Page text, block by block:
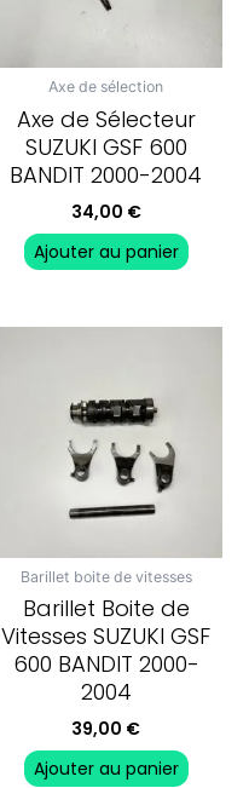
Axe de sélection
Axe de Sélecteur
SUZUKI GSF 600
BANDIT 2000-2004
34,00 €
Ajouter au panier
Barillet boite de vitesses
Barillet Boite de
Vitesses SUZUKI GSF
600 BANDIT 2000-
2004
39,00 €
Ajouter au panier